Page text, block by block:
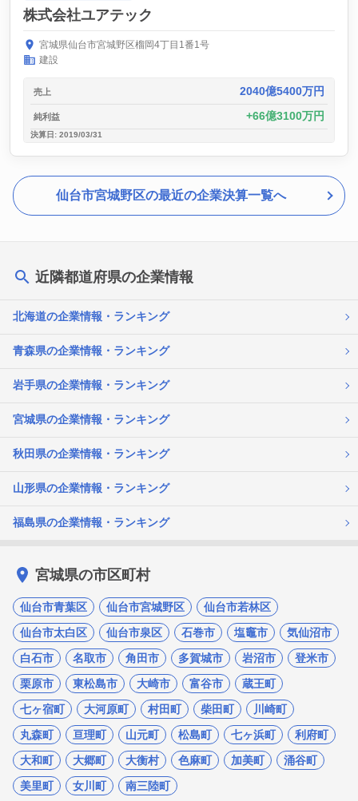
株式会社ユアテック
宮城県仙台市宮城野区榴岡4丁目1番1号
建設
売上 2040億5400万円
純利益 66億3100万円
決算日: 2019/03/31
仙台市宮城野区の最近の企業決算一覧へ
近隣都道府県の企業情報
北海道の企業情報・ランキング
青森県の企業情報・ランキング
岩手県の企業情報・ランキング
宮城県の企業情報・ランキング
秋田県の企業情報・ランキング
山形県の企業情報・ランキング
福島県の企業情報・ランキング
宮城県の市区町村
仙台市青葉区 仙台市宮城野区
仙台市若林区
仙台市太白区
仙台市泉区 石巻市 塩竈市
気仙沼市
白石市
名取市 角田市 多賀城市 岩沼市
登米市
栗原市
東松島市 大崎市 富谷市
蔵王町
七ヶ宿町
大河原町 村田町 柴田町
川崎町
丸森町
亘理町 山元町 松島町 七ヶ浜町
利府町
大和町
大郷町 大衡村 色麻町 加美町
涌谷町
美里町
女川町 南三陸町